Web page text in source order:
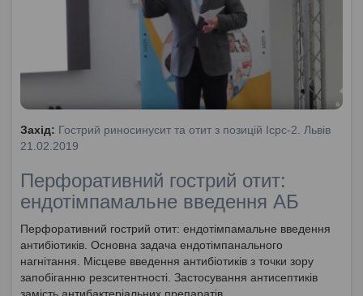
Захід: Гострий риносинусит та отит з позицій Icpc-2. Львів
21.02.2019
Перфоративний гострий отит:
ендотімпамальне введення АБ
Перфоративний гострий отит: ендотімпамальне введення
антибіотиків. Основна задача ендотімпанального
нагнітання. Місцеве введення антибіотиків з точки зору
запобіганню резситентності. Застосування антисептиків
замість антибактеріальних препаратів.